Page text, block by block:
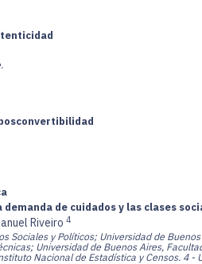
de cuidados y las clases
Riveiro 4
Sociales y Políticos; Universidad de
Universidad de Buenos Aires,
Nacional de Estadística y Censos. 4 -